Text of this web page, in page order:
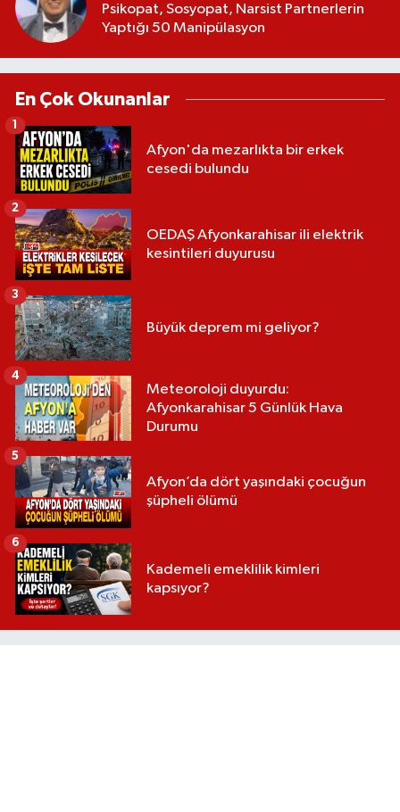
Psikopat, Sosyopat, Narsist Partnerlerin
Yaptığı 50 Manipülasyon
En Çok Okunanlar
Afyon'da mezarlıkta bir erkek
cesedi bulundu
1
OEDAŞ Afyonkarahisar ili elektrik
kesintileri duyurusu
2
Büyük deprem mi geliyor?
3
Meteoroloji duyurdu:
Afyonkarahisar 5 Günlük Hava
Durumu
4
Afyon’da dört yaşındaki çocuğun
şüpheli ölümü
5
Kademeli emeklilik kimleri
kapsıyor?
6